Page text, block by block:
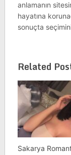
anlamanın
hayatına
sonuçta
Related
Sakarya